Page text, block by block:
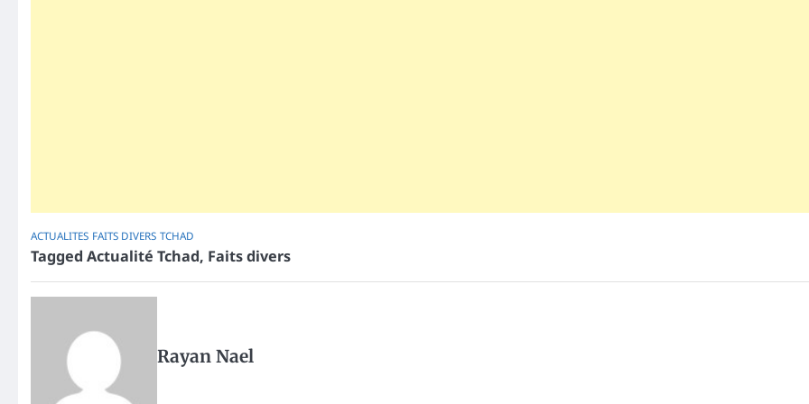
ACTUALITES FAITS DIVERS TCHAD
Tagged Actualité Tchad, Faits divers
Rayan Nael